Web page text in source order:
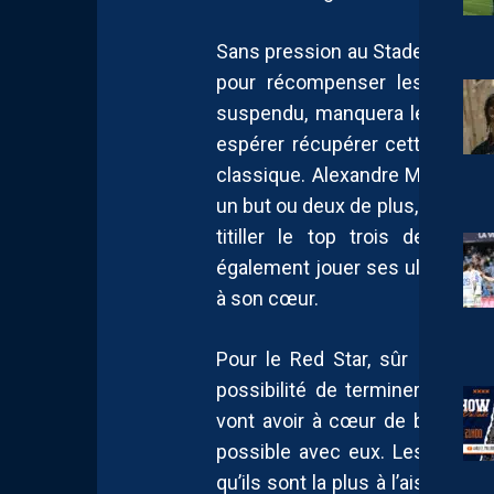
Sans pression au Stade
pour récompenser les
suspendu, manquera le
espérer récupérer cette
classique. Alexandre Mendy
un but ou deux de plus, il peut
titiller le top trois des
également jouer ses ultimes
à son cœur.
Pour le Red Star, sûr de
possibilité de terminer
vont avoir à cœur de bien
possible avec eux. Les
qu’ils sont la plus à l’aise des